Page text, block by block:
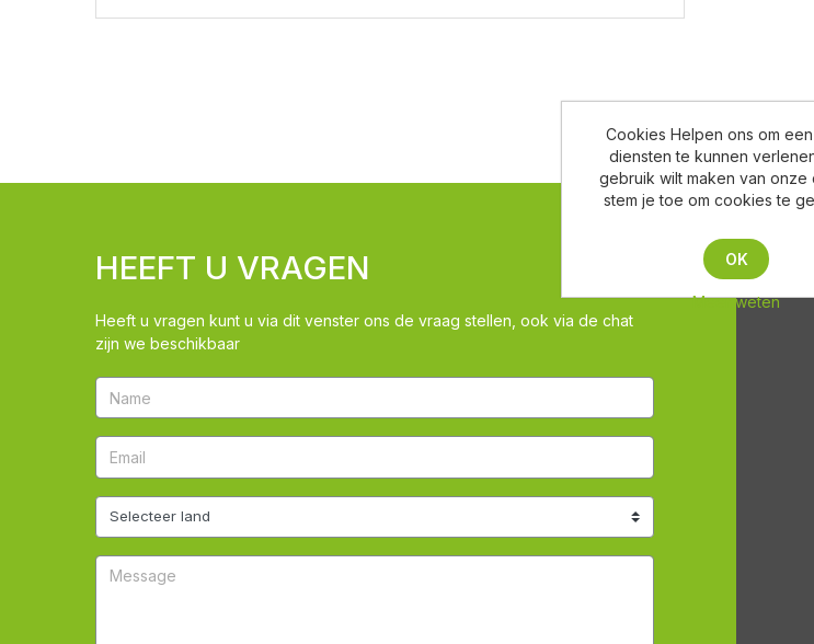
HEEFT U VRAGEN
Heeft u vragen kunt u via dit venster ons de vraag stellen, ook via de chat
zijn we beschikbaar
Cookies Helpen ons om
diensten te kunnen
gebruik wilt maken van onze
stem je toe om cookies te
OK
Meer weten